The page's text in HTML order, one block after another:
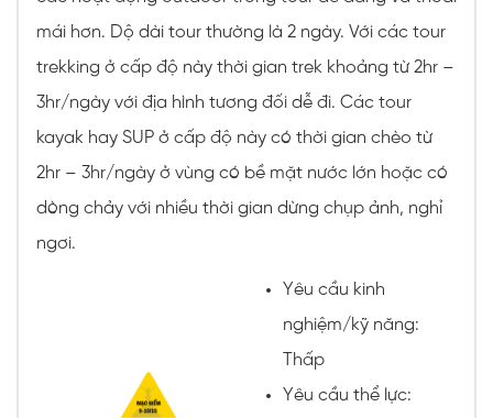
mái hơn. Dộ dài tour thường là 2 ngày. Với các tour
trekking ở cấp độ này thời gian trek khoảng từ 2hr –
3hr/ngày với địa hình tương đối dễ đi. Các tour
kayak hay SUP ở cấp độ này có thời gian chèo từ
2hr – 3hr/ngày ở vùng có bề mặt nước lớn hoặc có
dòng chảy với nhiều thời gian dừng chụp ảnh, nghỉ
ngơi.
Yêu cầu kinh
nghiệm/kỹ năng:
Thấp
Yêu cầu thể lực: